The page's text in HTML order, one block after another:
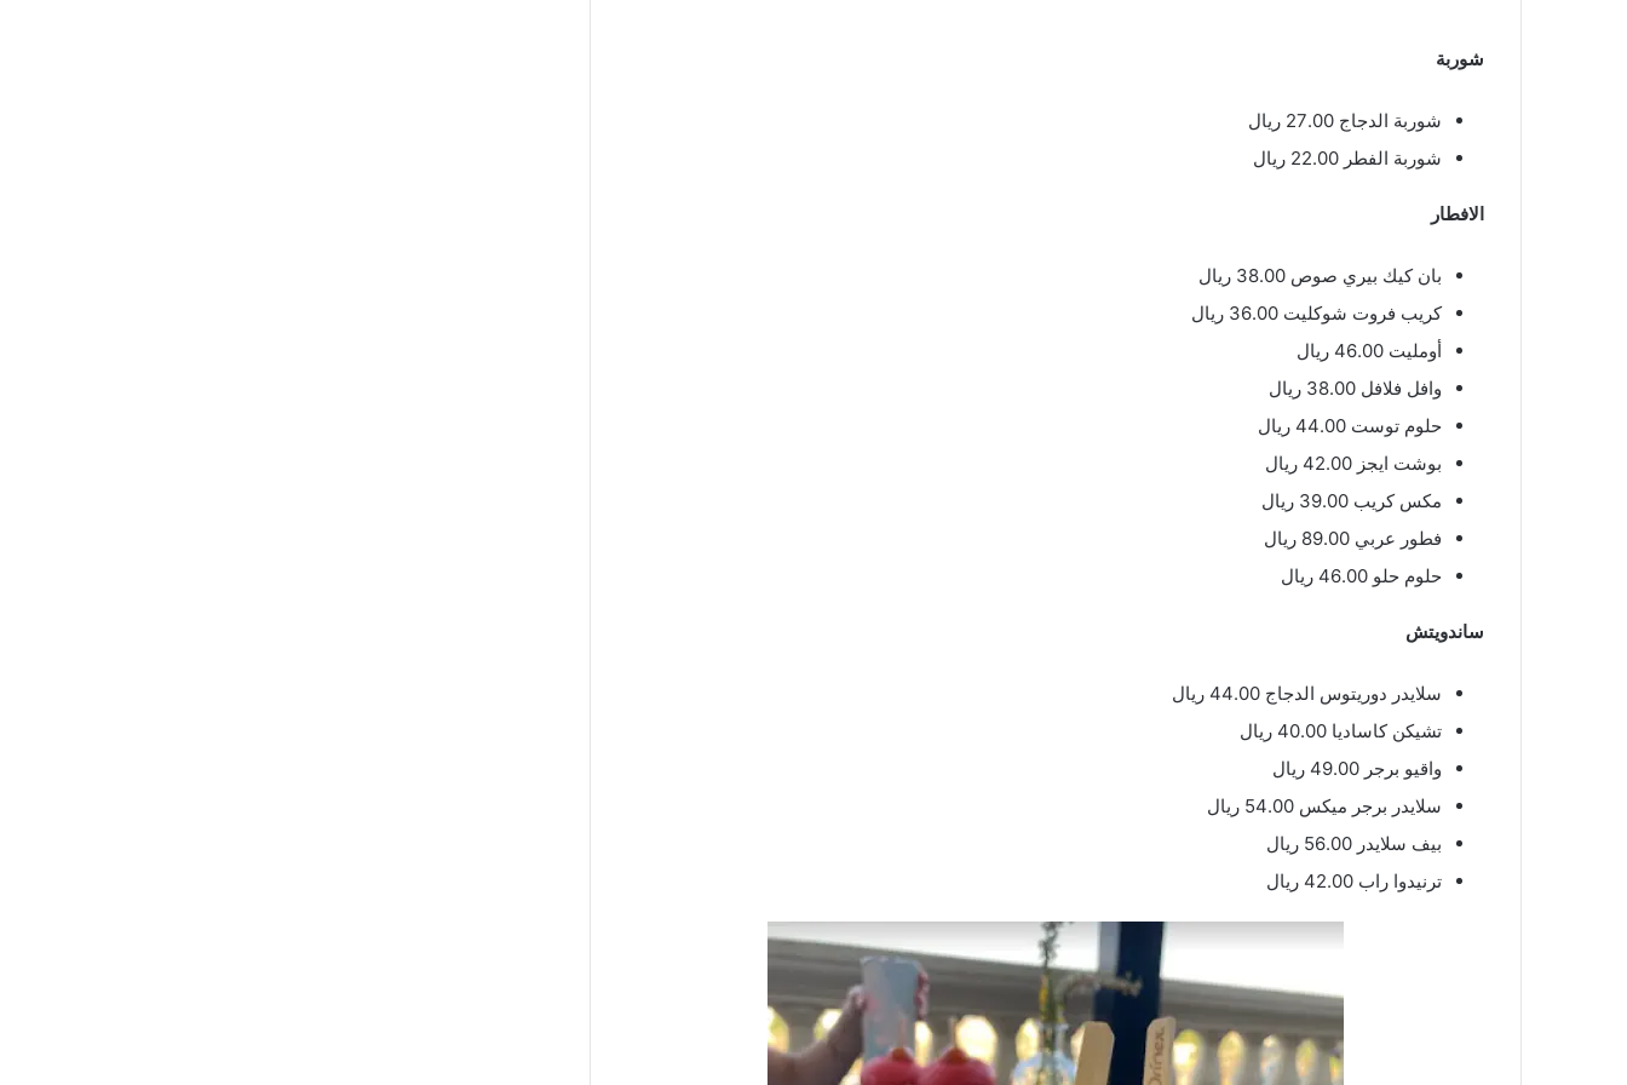
شوربة
شوربة الدجاج 27.00 ريال
شوربة الفطر 22.00 ريال
الافطار
بان كيك بيري صوص 38.00 ريال
كريب فروت شوكليت 36.00 ريال
أومليت 46.00 ريال
وافل فلافل 38.00 ريال
حلوم توست 44.00 ريال
بوشت ايجز 42.00 ريال
مكس كريب 39.00 ريال
فطور عربي 89.00 ريال
حلوم حلو 46.00 ريال
ساندويتش
سلايدر دوريتوس الدجاج 44.00 ريال
تشيكن كاساديا 40.00 ريال
واقيو برجر 49.00 ريال
سلايدر برجر ميكس 54.00 ريال
بيف سلايدر 56.00 ريال
ترنيدوا راب 42.00 ريال